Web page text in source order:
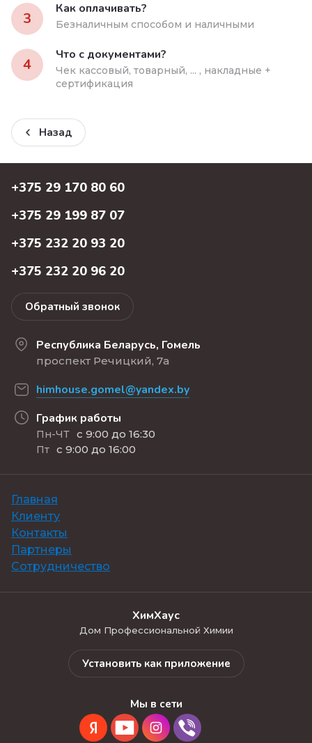
3
Как оплачивать?
Безналичным способом и наличными
4
Что с документами?
Чек кассовый, товарный, ... , накладные +
сертификация
Назад
+375 29 170 80 60
+375 29 199 87 07
+375 232 20 93 20
+375 232 20 96 20
Обратный звонок
Республика Беларусь, Гомель
проспект Речицкий, 7а
himhouse.gomel@yandex.by
График работы
Пн-ЧТ с 9:00 до 16:30
Пт с 9:00 до 16:00
Главная
Клиенту
Контакты
Партнеры
Сотрудничество
ХимХаус
Дом Профессиональной Химии
Установить как приложение
Мы в сети